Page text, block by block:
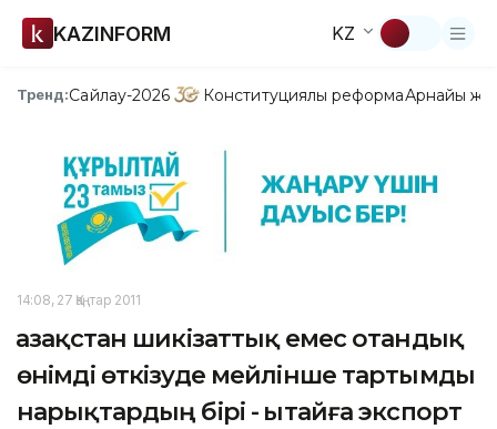
KAZINFORM KZ
Тренд:Сайлау-2026 Конституциялық реформаАрнайы
14:08, 27 Қаңтар 2011
Қазақстан шикізаттық емес отандық
өнімді өткізуде мейлінше тартымды
нарықтардың бірі - Қытайға экспорт